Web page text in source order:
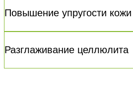
Повышение упругости кожи
Разглаживание целлюлита